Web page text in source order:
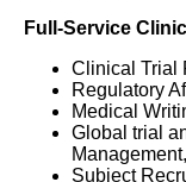
Full-Service
Clinical Trial
Regulatory
Medical
Global trial
Subject